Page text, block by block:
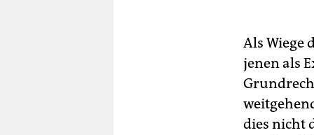
Als Wiege
jenen als
dies nicht